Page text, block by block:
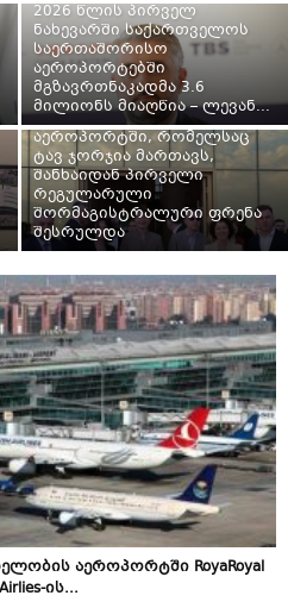
2026 წლის პირველ
ნახევარში საქართველოს
საერთაშორისო
აეროპორტებში
მგზავრთნაკადმა 3.6
მილიონს მიაღწია – ლევან...
თბილისის საერთაშორისო
აეროპორტში, რომელსაც
ტავ ჯორჯია მართავს,
შანხაიდან პირველი
რეგულარული
შორმაგისტრალური ფრენა
შესრულდა
აეროპორტში RoyaRoyal
ის...